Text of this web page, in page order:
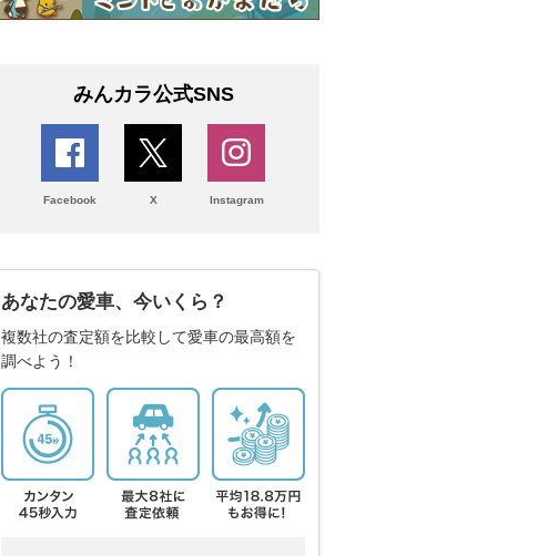
みんカラ公式SNS
Facebook X Instagram
あなたの愛車、今いくら？
複数社の査定額を比較して愛車の最高額を
調べよう！